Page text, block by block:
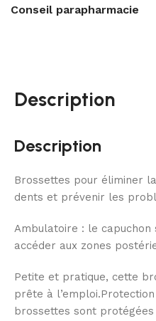
Conseil parapharmacie
Description
Description
Brossettes pour éliminer
dents et prévenir les
Ambulatoire : le
accéder aux zones
Petite et pratique, cette
prête à
brossettes sont